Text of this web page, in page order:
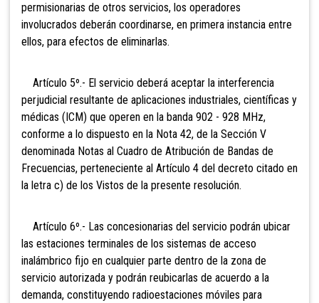
permisionarias de otros servicios, los operadores
involucrados deberán coordinarse, en primera instancia entre
ellos, para efectos de eliminarlas.
Artículo 5º.- El servicio deberá aceptar la interferencia
perjudicial resultante de aplicaciones industriales, científicas y
médicas (ICM) que operen en la banda 902 - 928 MHz,
conforme a lo dispuesto en la Nota 42, de la Sección V
denominada Notas al Cuadro de Atribución de Bandas de
Frecuencias, perteneciente al Artículo 4 del decreto citado en
la letra c) de los Vistos de la presente resolución.
Artículo 6º.- Las concesionarias del servicio podrán ubicar
las estaciones terminales de los sistemas de acceso
inalámbrico fijo en cualquier parte dentro de la zona de
servicio autorizada y podrán reubicarlas de acuerdo a la
demanda, constituyendo radioestaciones móviles para